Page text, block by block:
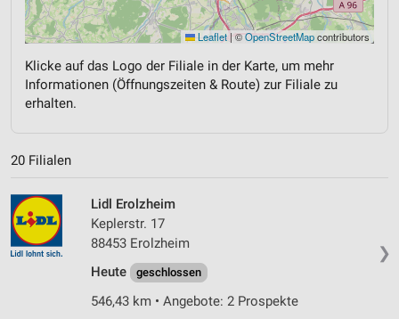
Leaflet |©OpenStreetMapcontributors
Klicke auf das Logo der Filiale in der Karte, um mehr
Informationen (Öffnungszeiten & Route) zur Filiale zu
erhalten.
20 Filialen
❯
Lidl Erolzheim
Keplerstr. 17
88453 Erolzheim
Heute
geschlossen
546,43 km • Angebote: 2 Prospekte